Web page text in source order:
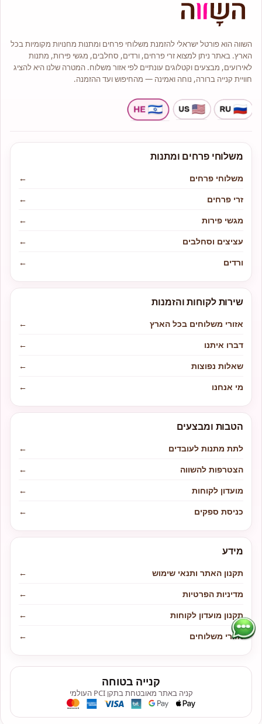
השווה הוא פורטל ישראלי להזמנת משלוחי פרחים ומתנות מחנויות מקומיות בכל
הארץ. באתר ניתן למצוא זרי פרחים, ורדים, סחלבים, מגשי פירות, מתנות
לאירועים, מבצעים וקטלוגים עונתיים לפי אזור משלוח. המטרה שלנו היא להציג
חוויית קנייה ברורה, נוחה ואמינה — מהחיפוש ועד ההזמנה.
משלוחי פרחים ומתנות
משלוחי פרחים
←
זרי פרחים
←
מגשי פירות
←
עציצים וסחלבים
←
ורדים
←
שירות לקוחות והזמנות
אזורי משלוחים בכל הארץ
←
דברו איתנו
←
שאלות נפוצות
←
מי אנחנו
←
הטבות ומבצעים
לתת מתנות לעובדים
←
הצטרפות להשווה
←
מועדון לקוחות
←
כניסת ספקים
←
מידע
תקנון האתר ותנאי שימוש
←
מדיניות הפרטיות
←
תקנון מועדון לקוחות
←
אזורי משלוחים
←
קנייה בטוחה
קניה באתר מאובטחת בתקן PCI העולמי